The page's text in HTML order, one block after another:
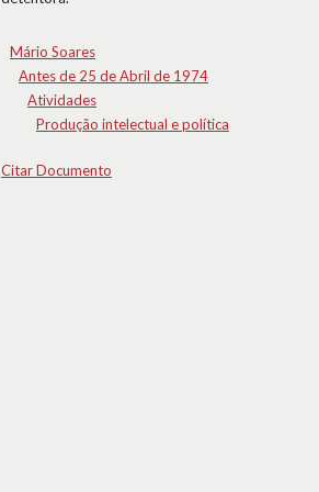
Mário Soares
Antes de 25 de Abril de 1974
Atividades
Produção intelectual e política
Citar Documento